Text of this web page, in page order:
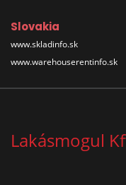
Slovakia
www.skladinfo.sk
www.warehouserentinfo.sk
Lakásmogul